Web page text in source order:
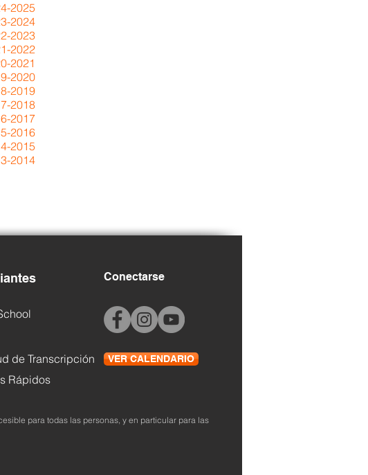
2025
2024
2023
2022
2021
2020
2019
2018
2017
2016
2015
2014
de Transcripción
Rápidos
Conectarse
VER CALENDARIO
para todas las personas, y en particular para las